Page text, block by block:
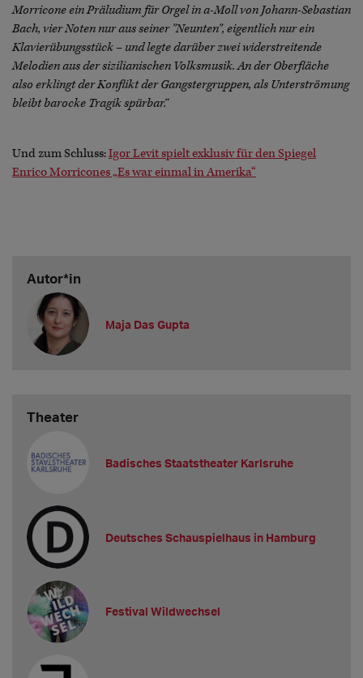
Morricone ein Präludium für Orgel in a-Moll von Johann-Sebastian
Bach, vier Noten nur aus seiner "Neunten", eigentlich nur ein
Klavierübungsstück – und legte darüber zwei widerstreitende
Melodien aus der sizilianischen Volksmusik. An der Oberfläche
also erklingt der Konflikt der Gangstergruppen, als Unterströmung
bleibt barocke Tragik spürbar.“
Und zum Schluss:Igor Levit spielt exklusiv für den Spiegel
Enrico Morricones „Es war einmal in Amerika“
Autor*in
Maja Das Gupta
Theater
Badisches Staatstheater Karlsruhe
Deutsches Schauspielhaus in Hamburg
Festival Wildwechsel